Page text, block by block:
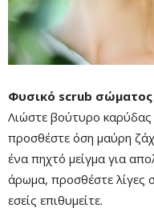
Φυσικό scrub σώματος
Λιώστε βούτυρο καρύδας
προσθέστε όση μαύρη
ένα πηχτό μείγμα για
άρωμα, προσθέστε λίγες
εσείς επιθυμείτε.